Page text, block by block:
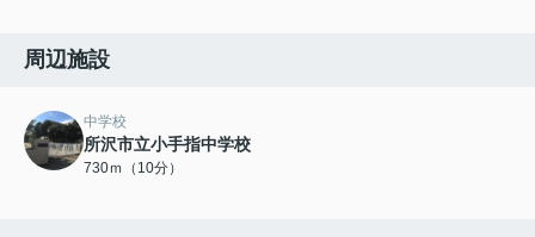
周辺施設
中学校
所沢市立小手指中学校
730ｍ（10分）